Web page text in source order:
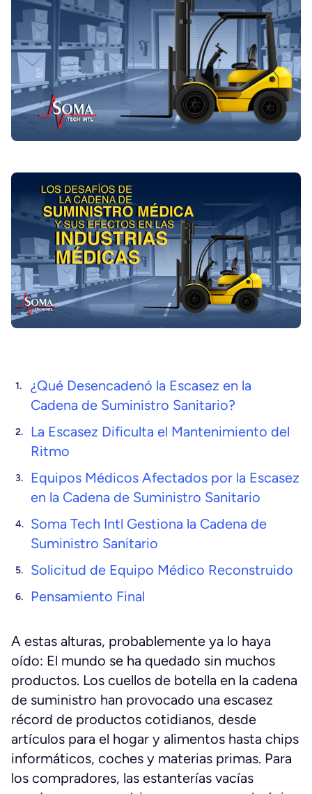
¿Qué Desencadenó la Escasez en la
Cadena de Suministro Sanitario?
La Escasez Dificulta el Mantenimiento del
Ritmo
Equipos Médicos Afectados por la Escasez
en la Cadena de Suministro Sanitario
Soma Tech Intl Gestiona la Cadena de
Suministro Sanitario
Solicitud de Equipo Médico Reconstruido
Pensamiento Final
A estas alturas, probablemente ya lo haya
oído: El mundo se ha quedado sin muchos
productos. Los cuellos de botella en la cadena
de suministro han provocado una escasez
récord de productos cotidianos, desde
artículos para el hogar y alimentos hasta chips
informáticos, coches y materias primas. Para
los compradores, las estanterías vacías